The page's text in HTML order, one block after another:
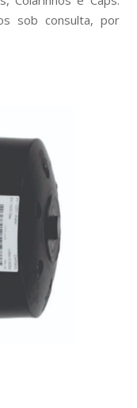
sob consulta, por